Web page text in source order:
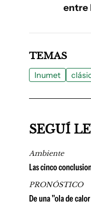
entre
TEMAS
Inumet
SEGUÍ
Ambiente
Las cinco
PRONÓSTICO
De una "ola de